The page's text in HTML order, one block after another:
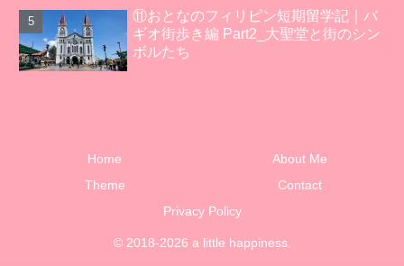
⑪おとなのフィリピン短期留学記｜バ
ギオ街歩き編 Part2_大聖堂と街のシン
ボルたち
Home
About Me
Theme
Contact
Privacy Policy
© 2018-2026 a little happiness.